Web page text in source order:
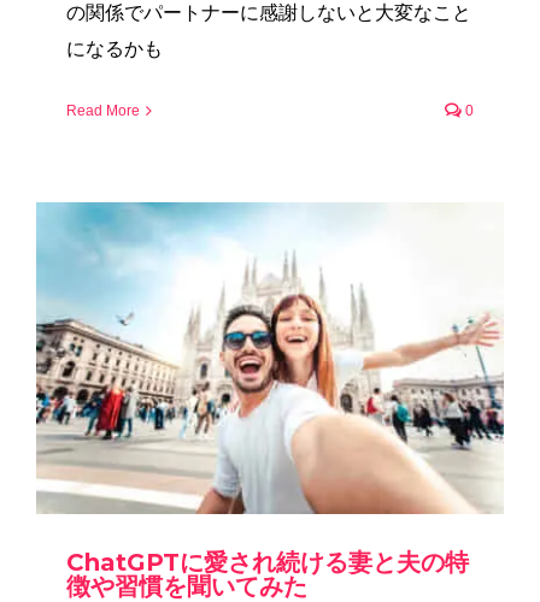
の関係でパートナーに感謝しないと大変なこと
になるかも
Read More 0
ChatGPTに愛され続ける妻と夫の特
徴や習慣を聞いてみた